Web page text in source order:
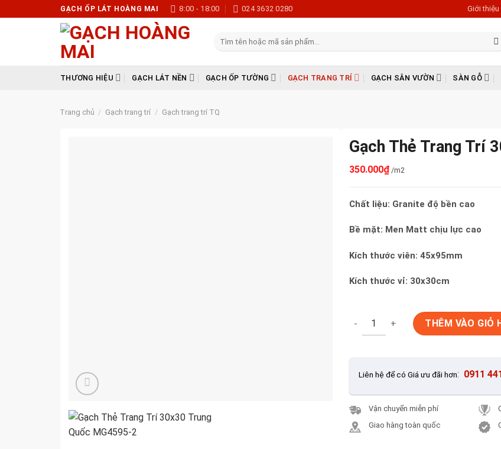
to
GẠCH ỐP LÁT HOÀNG MAI 8:00 - 18:00 024 3632 0280 Giới thiệu
Tìm
THƯƠNG HIỆU GẠCH LÁT NỀN GẠCH ỐP TƯỜNG GẠCH TRANG TRÍ GẠCH SÂN VƯỜN SÀN GỖ
Trang chủ / Gạch trang trí / Gạch trang trí TQ
Gạch Thẻ Trang Trí
350.000₫ /m2
Chất liệu: Granite độ bền cao
Bề mặt: Men Matt chịu lực cao
Kích thước viên: 45x95mm
Kích thước vỉ: 30x30cm
Gạch Thẻ Trang Trí 30x30 Trung
THÊM VÀO GIỎ
Liên hệ để có Giá ưu đãi hơn: 0911
Vận chuyển miễn phí
Giao hàng toàn quốc